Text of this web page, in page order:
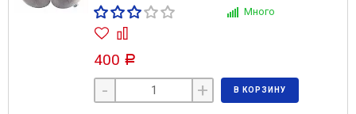
Много
400 Р
- + В КОРЗИНУ